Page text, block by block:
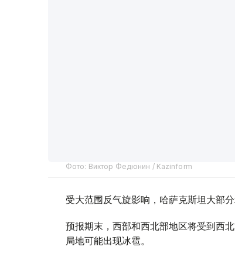
Фото: Виктор Федюнин / Kazinform
受大范围反气旋影响，哈萨克斯坦大部
预报期末，西部和西北部地区将受到西
局地可能出现冰雹。